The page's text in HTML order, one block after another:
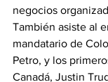
negocios
También asiste al
mandatario de
Petro, y los
Canadá, Justin